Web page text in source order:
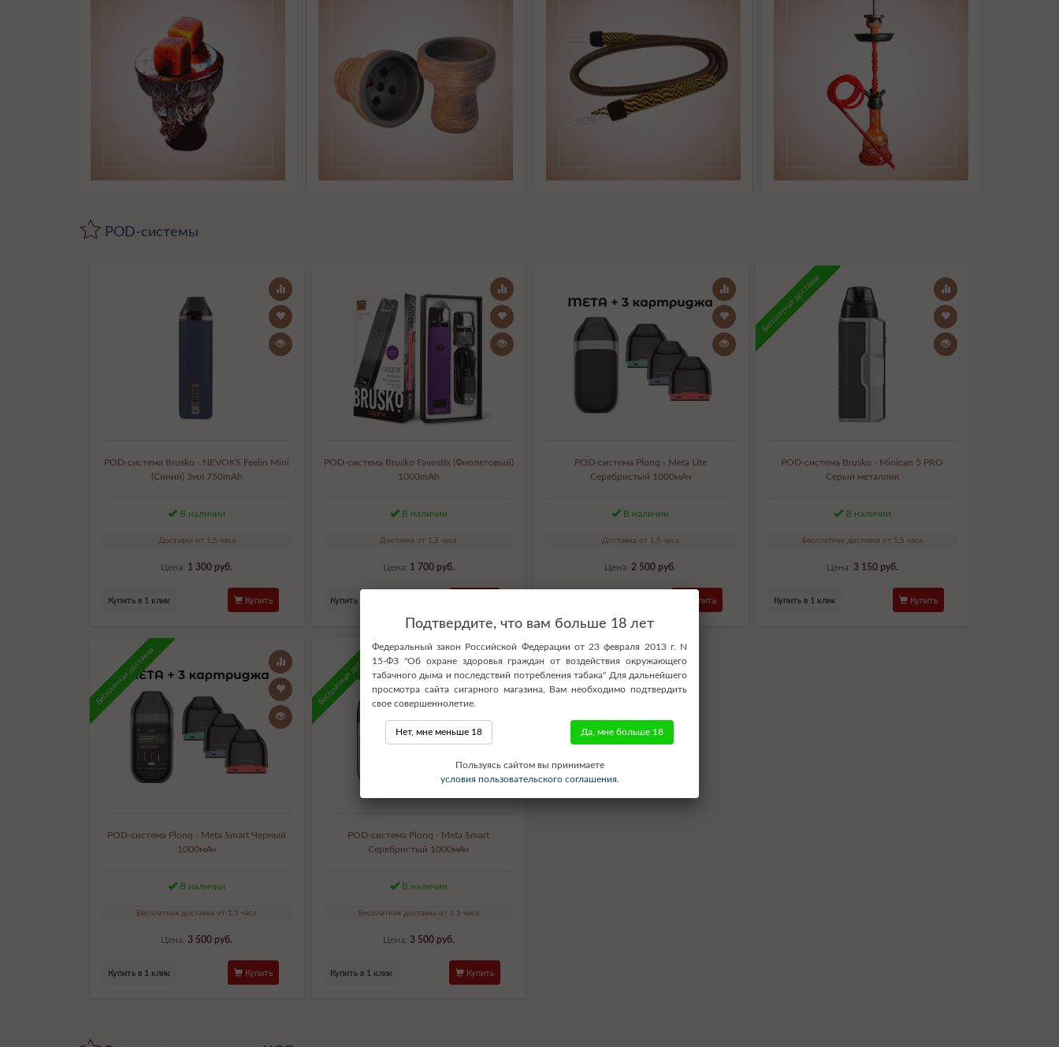
POD-системы
POD-система Brusko - NEVOKS Feelin Mini
(Синий) 3мл 750mAh
В наличии
Доставка от 1,5 часа
Цена: 1 300 руб.
Купить в 1 клик Купить
POD-система Brusko Favostix (Фиолетовый)
1000mAh
В наличии
Доставка от 1,5 часа
Цена: 1 700 руб.
Купить в 1 клик
POD-система Plonq - Meta Lite
Серебристый 1000мАч
В наличии
Доставка от 1,5 часа
Цена: 2 500 руб.
Купить
Бесплатная доставка
POD-система Brusko - Minican 5 PRO
Серый металлик
В наличии
Бесплатная доставка от 1,5 часа
Цена: 3 150 руб.
Купить в 1 клик Купить
Бесплатная доставка
POD-система Plonq - Meta Smart Черный
1000мАч
В наличии
Бесплатная доставка от 1,5 часа
Цена:3 500 руб.
Купить в 1 клик Купить
Бесплатная доставка
POD-система Plonq - Meta Smart
Серебристый 1000мАч
В наличии
Бесплатная доставка от 1,5 часа
Цена: 3 500 руб.
Купить в 1 клик Купить
Подтвердите, что вам больше 18 лет
Федеральный закон Российской Федерации от 23 февраля 2013 г. N
15-ФЗ "Об охране здоровья граждан от воздействия окружающего
табачного дыма и последствий потребления табака" Для дальнейшего
просмотра сайта сигарного магазина, Вам необходимо подтвердить
свое совершеннолетие.
Нет, мне меньше 18 Да, мне больше 18
Пользуясь сайтом вы принимаете
условия пользовательского соглашения.